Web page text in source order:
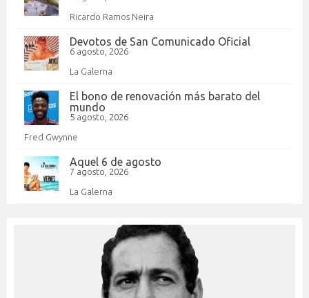
Ricardo Ramos Neira
Devotos de San Comunicado Oficial
6 agosto, 2026
La Galerna
El bono de renovación más barato del
mundo
5 agosto, 2026
Fred Gwynne
Aquel 6 de agosto
7 agosto, 2026
La Galerna